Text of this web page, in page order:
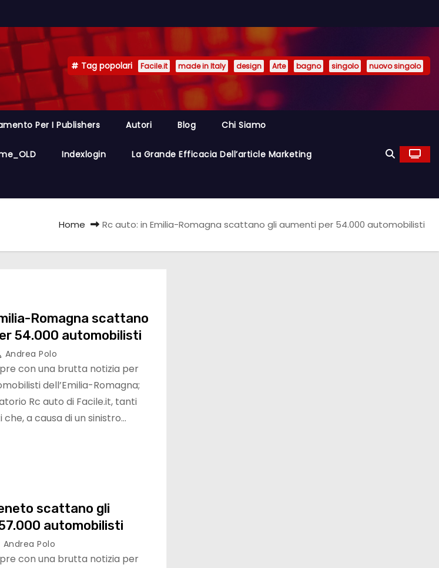
Tag popolari Facile.it made in Italy design Arte bagno singolo nuovo singolo
Per I Publishers Autori Blog Chi Siamo
Indexlogin La Grande Efficacia Dell’article Marketing
Home Rc auto: in Emilia-Romagna scattano gli aumenti per 54.000 automobilisti
Romagna scattano
54.000 automobilisti
Andrea Polo
con una brutta notizia per
dell’Emilia-Romagna;
Rc auto di Facile.it, tanti
a causa di un sinistro…
scattano gli
automobilisti
Andrea Polo
con una brutta notizia per